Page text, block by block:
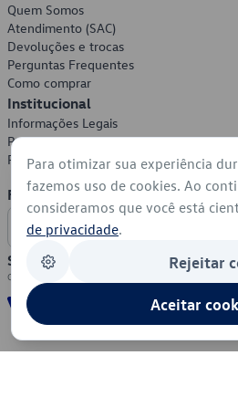
Quem Somos
Atendimento (SAC)
Devoluções e trocas
Perguntas Frequentes
Como comprar
Institucional
Informações Legais
Política de Privacidade
Política de Cookies
Formas de Pagamento
Segurança
Para otimizar sua experiência
fazemos uso de cookies. Ao
consideramos que você está
de privacidade.
Rejeitar
Aceitar